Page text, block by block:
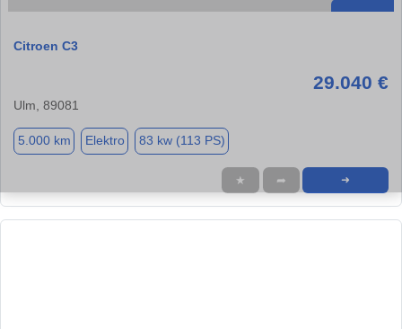
Citroen C3
29.040 €
Ulm, 89081
5.000 km Elektro 83 kw (113 PS)
★ ➦ ➜